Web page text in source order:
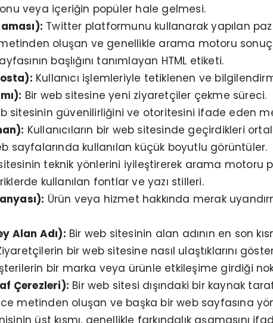
veya içeriğin popüler hale gelmesi.
Twitter platformunu kullanarak yapılan
oluşan ve genellikle arama motoru
başlığını tanımlayan HTML etiketi.
Kullanıcı işlemleriyle tetiklenen ve
Bir web sitesine yeni ziyaretçiler çekme süreci.
sitesinin güvenilirliğini ve otoritesini ifade eden
Kullanıcıların bir web sitesinde geçirdikleri
sayfalarında kullanılan küçük boyutlu görüntüler.
teknik yönlerini iyileştirerek arama motoru
kullanılan fontlar ve yazı stilleri.
Ürün veya hizmet hakkında merak
Alan Adı): Bir web sitesinin alan adının en son
bir web sitesine nasıl ulaştıklarını
bir marka veya ürünle etkileşime girdiği
Çerezleri): Bir web sitesi dışındaki bir kaynak
metinden oluşan ve başka bir web sayfasına